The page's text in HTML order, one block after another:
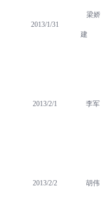
2013/1/31
梁娇
建
2013/2/1 李军
2013/2/2 胡伟